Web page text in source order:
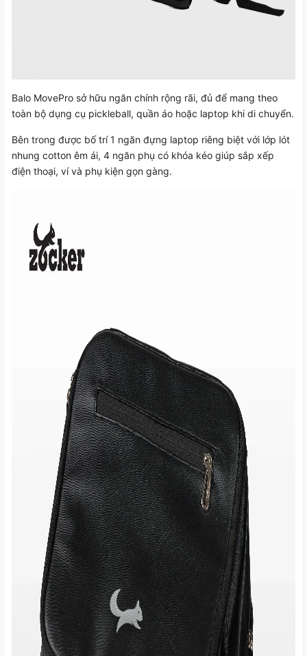
Balo MovePro sở hữu ngăn chính rộng rãi, đủ để mang theo
toàn bộ dụng cụ pickleball, quần áo hoặc laptop khi di chuyển.
Bên trong được bố trí 1 ngăn đựng laptop riêng biệt với lớp lót
nhung cotton êm ái, 4 ngăn phụ có khóa kéo giúp sắp xếp
điện thoại, ví và phụ kiện gọn gàng.